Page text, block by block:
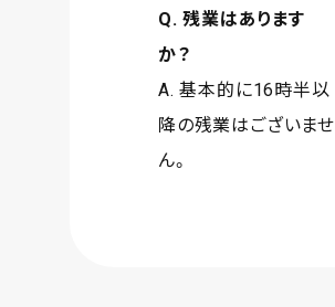
Q. 残業はあります
か？
A. 基本的に16時半以
降の残業はございませ
ん。